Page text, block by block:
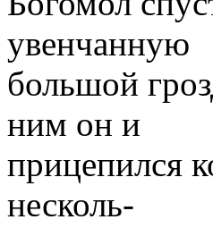
увенчанную
большой
ним он и
прицепился
несколь-